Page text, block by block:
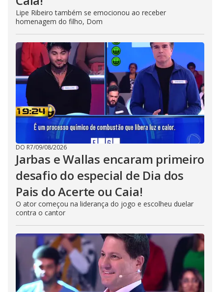
Lipe Ribeiro também se emocionou ao receber
homenagem do filho, Dom
DO R7/09/08/2026
Jarbas e Wallas encaram primeiro
desafio do especial de Dia dos
Pais do Acerte ou Caia!
O ator começou na liderança do jogo e escolheu duelar
contra o cantor